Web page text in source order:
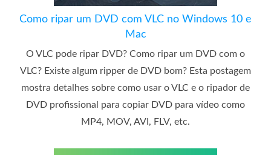
Como ripar um DVD com VLC no Windows 10 e
Mac
O VLC pode ripar DVD? Como ripar um DVD com o
VLC? Existe algum ripper de DVD bom? Esta postagem
mostra detalhes sobre como usar o VLC e o ripador de
DVD profissional para copiar DVD para vídeo como
MP4, MOV, AVI, FLV, etc.